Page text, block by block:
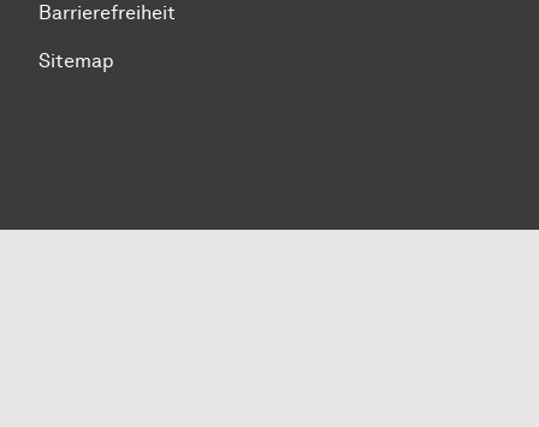
Barrierefreiheit
Sitemap